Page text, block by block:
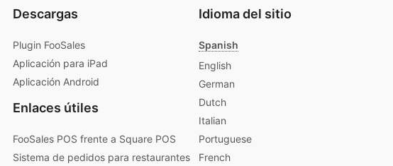
Descargas
Plugin FooSales
Aplicación para iPad
Aplicación Android
Enlaces útiles
FooSales POS frente a Square POS
Sistema de pedidos para restaurantes
Idioma del sitio
Spanish
English
German
Dutch
Italian
Portuguese
French